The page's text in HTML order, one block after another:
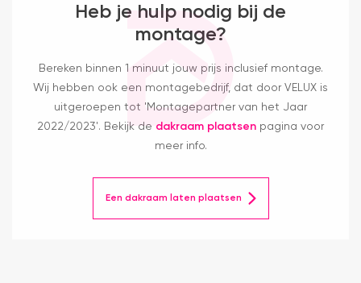
Heb je hulp nodig bij de
montage?
Bereken binnen 1 minuut jouw prijs inclusief montage.
Wij hebben ook een montagebedrijf, dat door VELUX is
uitgeroepen tot 'Montagepartner van het Jaar
2022/2023'. Bekijk de dakraam plaatsen pagina voor
meer info.
Een dakraam laten plaatsen